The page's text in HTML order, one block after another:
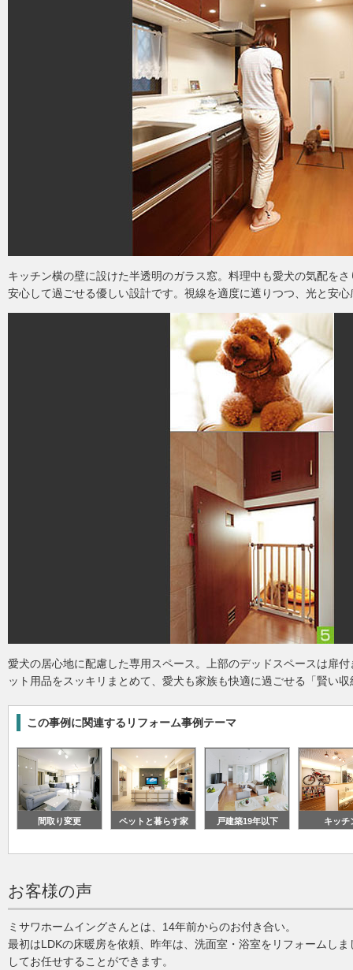
キッチン横の壁に設けた半透明のガラス窓。料理中も愛犬の気配を
安心して過ごせる優しい設計です。視線を適度に遮りつつ、光と安
愛犬の居心地に配慮した専用スペース。上部のデッドスペースは扉
ット用品をスッキリまとめて、愛犬も家族も快適に過ごせる「賢い
この事例に関連するリフォーム事例テーマ
間取り変更 ペットと暮らす家 戸建築19年以下 キッチ
お客様の声
ミサワホームイングさんとは、14年前からのお付き合い。
最初はLDKの床暖房を依頼、昨年は、洗面室・浴室をリフォームし
してお任せすることができます。